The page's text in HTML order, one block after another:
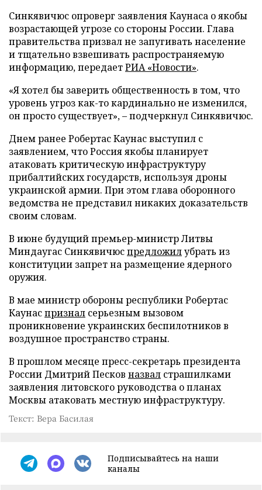
Синкявичюс опроверг заявления Каунаса о якобы
возрастающей угрозе со стороны России. Глава
правительства призвал не запугивать население
и тщательно взвешивать распространяемую
информацию, передаетРИА «Новости».
«Я хотел бы заверить общественность в том, что
уровень угроз как-то кардинально не изменился,
он просто существует», – подчеркнул Синкявичюс.
Днем ранее Робертас Каунас выступил с
заявлением, что Россия якобы планирует
атаковать критическую инфраструктуру
прибалтийских государств, используя дроны
украинской армии. При этом глава оборонного
ведомства не представил никаких доказательств
своим словам.
В июне будущий премьер-министр Литвы
Миндаугас Синкявичюспредложилубрать из
конституции запрет на размещение ядерного
оружия.
В мае министр обороны республики Робертас
Каунаспризнал серьезным вызовом
проникновение украинских беспилотников в
воздушное пространство страны.
В прошлом месяце пресс-секретарь президента
России Дмитрий Песков назвал страшилками
заявления литовского руководства о планах
Москвы атаковать местную инфраструктуру.
Текст: Вера Басилая
Подписывайтесь на наши
каналы